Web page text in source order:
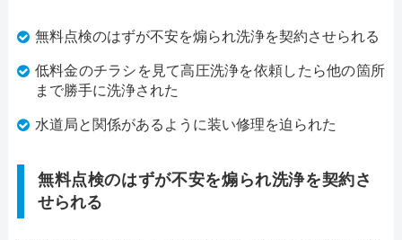
無料点検のはずが不安を煽られ洗浄を契約させられる
低料金のチラシを見て高圧洗浄を依頼したら他の箇所
まで勝手に洗浄された
水道局と関係があるように装い修理を迫られた
無料点検のはずが不安を煽られ洗浄を契約さ
せられる